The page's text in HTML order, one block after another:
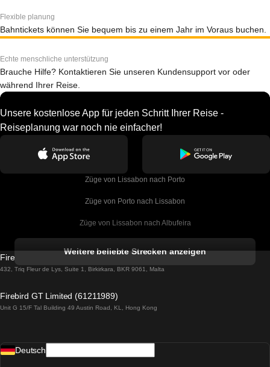
Flexible planung
Bahntickets können Sie bequem bis zu einem Jahr im Voraus buchen.
Echte menschliche unterstützung
Brauche Hilfe? Kontaktieren Sie unseren Kundensupport vor oder
während Ihrer Reise.
Unsere kostenlose App für jeden Schritt Ihrer Reise -
Reiseplanung war noch nie einfacher!
Züge von Lissabon nach Porto
Züge von Porto nach Lissabon
Züge von Lissabon nach Albufeira
Züge von Lissabon nach Lagos
Züge von Lissabon nach Madrid
Weitere beliebte Strecken anzeigen
Firebird GT Limited (OC 1451)
432, Triq Fleur de Lys, Suite 1, Birkirkara, BKR 9061, Malta
Firebird GT Limited (61211989)
Unit G 15/F Tal Building 49 Austin Road, KL, Hong Kong
Deutsch